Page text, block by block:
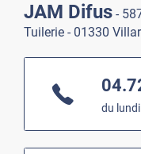
JAM Difus -
Tuilerie - 01330
du